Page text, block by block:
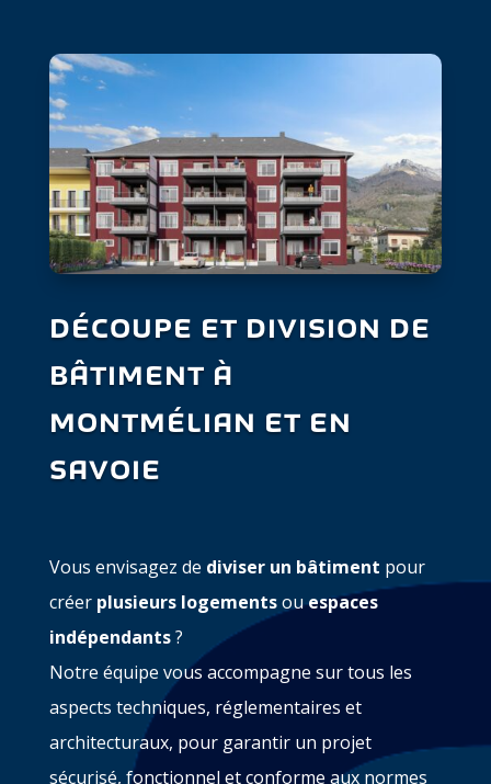
DÉCOUPE ET DIVISION DE
BÂTIMENT À
MONTMÉLIAN ET EN
SAVOIE
Vous envisagez de diviser un bâtiment pour
créer plusieurs logementsouespaces
indépendants?
Notre équipe vous accompagne sur tous les
aspects techniques, réglementaires et
architecturaux, pour garantir un projet
sécurisé, fonctionnel et conforme aux normes